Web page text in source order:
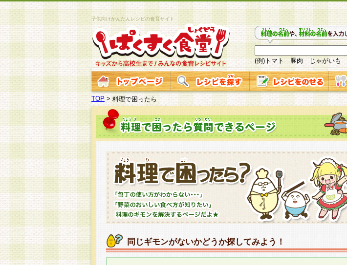
子供向けかんたんレシピの食育サイト
(例)トマト 豚肉 じゃがいも
TOP > 料理で困ったら
同じギモンがないかどうか探してみよう！